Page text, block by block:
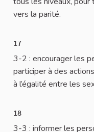
vers la parité.
17
3-2 : encourager les
participer à des
à l’égalité entre les
18
3-3 : informer les